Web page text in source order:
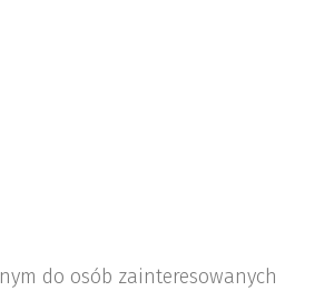
do osób zainteresowanych